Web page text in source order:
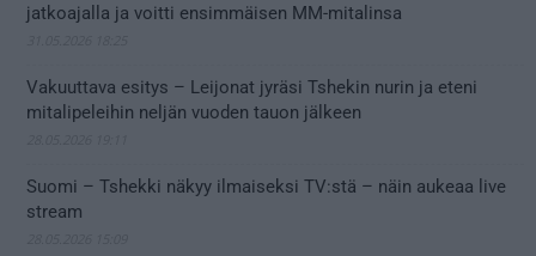
jatkoajalla ja voitti ensimmäisen MM-mitalinsa
Vakuuttava esitys – Leijonat jyräsi Tshekin nurin ja eteni
mitalipeleihin neljän vuoden tauon jälkeen
Suomi – Tshekki näkyy ilmaiseksi TV:stä – näin aukeaa live
stream